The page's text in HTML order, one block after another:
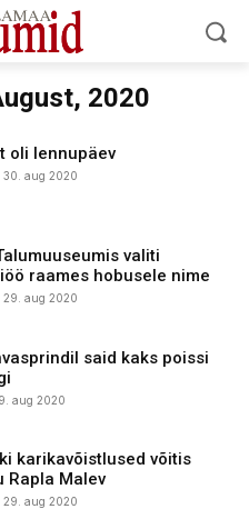
2020
oli lennupäev
30. aug 2020
valiti
raames hobusele nime
29. aug 2020
said kaks poissi
aug 2020
karikavõistlused võitis
Rapla Malev
29. aug 2020